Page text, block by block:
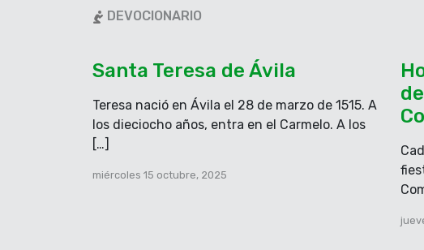
El día de su perdición se acerca y su suerte se
Miren que sólo yo soy Dios y no hay otro fuera
la muerte y la vida, yo hiero y yo curo. R.
Cuando afile el relámpago de mi espada y tome
manos la justicia, yo me vengaré del enemigo y
DEVOCIONARIO
Santa Teresa de Ávila
Teresa nació en Ávila el 28 de marzo de 1515. A
los dieciocho años, entra en el Carmelo. A los
[…]
miércoles 15 octubre, 2025